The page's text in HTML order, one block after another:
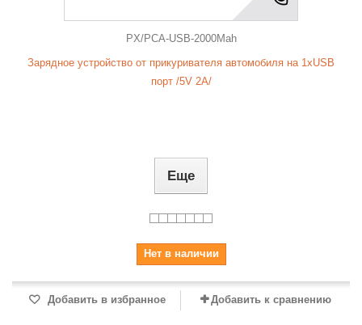
PX/PCA-USB-2000Mah
Зарядное устройство от прикуривателя автомобиля на 1xUSB
порт /5V 2А/
Еще
Нет в наличии
Добавить в избранное Добавить к сравнению